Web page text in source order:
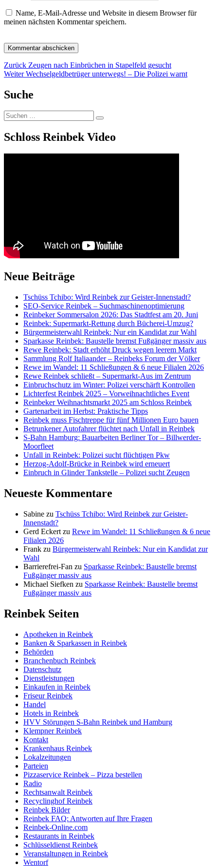
Name, E-Mail-Adresse und Website in diesem Browser für
meinen nächsten Kommentar speichern.
Beitragsnavigation
Zurück Vorheriger
Beitrag:
Zeugen nach Einbrüchen in Stapelfeld gesucht
Weiter Nächster
Wechselgeldbetrüger unterwegs! – Die Polizei warnt
Suche
Suchen
nach:
Suchen
Schloss Reinbek Video
Neue Beiträge
Tschüss Tchibo: Wird Reinbek zur Geister-Innenstadt?
SEO-Service Reinbek – Suchmaschinenoptimierung
Reinbeker Sommersalon 2026: Das Stadtfest am 20. Juni
Reinbek: Supermarkt-Rettung durch Bücherei-Umzug?
Bürgermeisterwahl Reinbek: Nur ein Kandidat zur Wahl
Sparkasse Reinbek: Baustelle bremst Fußgänger massiv aus
Rewe Reinbek: Stadt erhöht Druck wegen leerem Markt
Sammlung Rolf Italiaander – Reinbeks Forum der Völker
Rewe im Wandel: 11 Schließungen & 6 neue Filialen 2026
Rewe Reinbek schließt – Supermarkt-Aus im Zentrum
Einbruchschutz im Winter: Polizei verschärft Kontrollen
Lichterfest Reinbek 2025 – Vorweihnachtliches Event
Reinbeker Weihnachtsmarkt 2025 am Schloss Reinbek
Gartenarbeit im Herbst: Praktische Tipps
Reinbek muss Fischtreppe für fünf Millionen Euro bauen
Betrunkener Autofahrer flüchtet nach Unfall in Reinbek
S-Bahn Hamburg: Bauarbeiten Berliner Tor – Billwerder-
Moorfleet
Unfall in Reinbek: Polizei sucht flüchtigen Pkw
Herzog-Adolf-Brücke in Reinbek wird erneuert
Einbruch in Glinder Tankstelle – Polizei sucht Zeugen
Neueste Kommentare
Sabine zu Tschüss Tchibo: Wird Reinbek zur Geister-
Innenstadt?
Gerd Eckert zu Rewe im Wandel: 11 Schließungen & 6 neue
Filialen 2026
Frank zu Bürgermeisterwahl Reinbek: Nur ein Kandidat zur
Wahl
Barrierefrei-Fan zu Sparkasse Reinbek: Baustelle bremst
Fußgänger massiv aus
Michael Siefken zu Sparkasse Reinbek: Baustelle bremst
Fußgänger massiv aus
Reinbek Seiten
Apotheken in Reinbek
Banken & Sparkassen in Reinbek
Behörden
Branchenbuch Reinbek
Datenschutz
Dienstleistungen
Einkaufen in Reinbek
Friseur Reinbek
Handel
Hotels in Reinbek
HVV Störungen S-Bahn Reinbek und Hamburg
Klempner Reinbek
Kontakt
Krankenhaus Reinbek
Lokalzeitungen
Parteien
Pizzaservice Reinbek – Pizza bestellen
Radio
Rechtsanwalt Reinbek
Recyclinghof Reinbek
Reinbek Bilder
Reinbek FAQ: Antworten auf Ihre Fragen
Reinbek-Online.com
Restaurants in Reinbek
Schlüsseldienst Reinbek
Veranstaltungen in Reinbek
Wentorf